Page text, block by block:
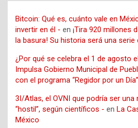
Bitcoin: Qué es, cuánto vale en
invertir en él - en ¡Tira 920 millones
la basura! Su historia será una
¿Por qué se celebra el 1 de agosto
Impulsa Gobierno Municipal de
con el programa “Regidor por un Día”
3I/Atlas, el OVNI que podría ser una
“hostil”, según científicos - en La
México